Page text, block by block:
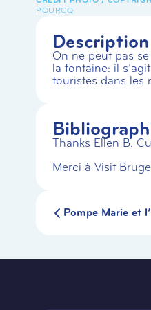
POURCQ
Description
On ne peut pas
la fontaine: il
touristes dans les
Thanks Ellen B.
Merci à Visit
Pompe Marie et